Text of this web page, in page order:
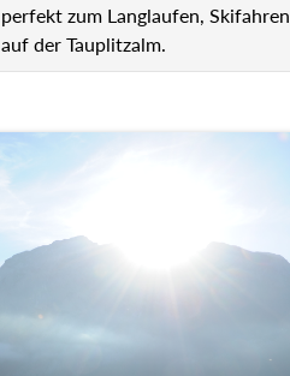
perfekt zum Langlaufen, Skifahren
auf der Tauplitzalm.